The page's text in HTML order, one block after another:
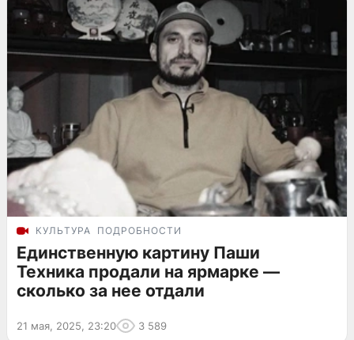
КУЛЬТУРА ПОДРОБНОСТИ
Единственную картину Паши
Техника продали на ярмарке —
сколько за нее отдали
21 мая, 2025, 23:20 3 589